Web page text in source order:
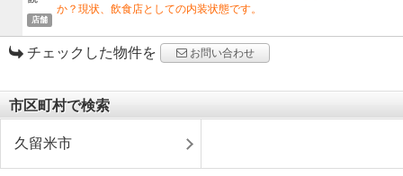
店舗
か？現状、飲食店としての内装状態です。
チェックした物件を お問い合わせ
市区町村で検索
久留米市